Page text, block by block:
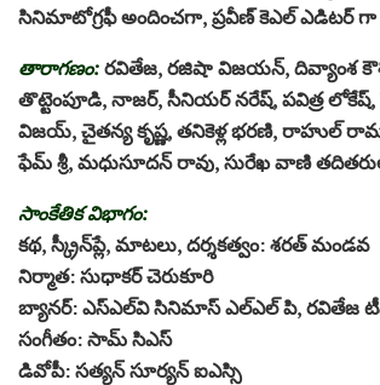
సినిమాటోగ్రఫీ అందించగా, ప్రవీణ్ కెఎల్ ఎడిటర్ గా
తారాగణం:రవితేజ, రజిషా విజయన్, దివ్యాంశ
తొట్టెంపూడి, నాజర్, సీనియర్ నరేష్, పవిత్ర లోకేష్,
విజయ్, చైతన్య కృష్ణ, తనికెళ్ల భరణి, రాహుల్
ఫేమ్ శ్రీ, మధుసూదన్ రావు, సురేఖ వాణి
సాంకేతిక విభాగం:
కథ, స్క్రీన్‌ప్లే, మాటలు, దర్శకత్వం: శరత్ మండవ
నిర్మాత: సుధాకర్ చెరుకూరి
బ్యానర్: ఎస్‌ఎల్‌వి సినిమాస్ ఎల్ఎల్ పి, రవితేజ
సంగీతం: సామ్ సిఎస్
డివోపీ: సత్యన్ సూర్యన్ ఐఎస్సి